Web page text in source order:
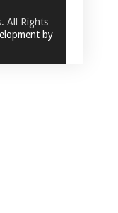
All Rights
by